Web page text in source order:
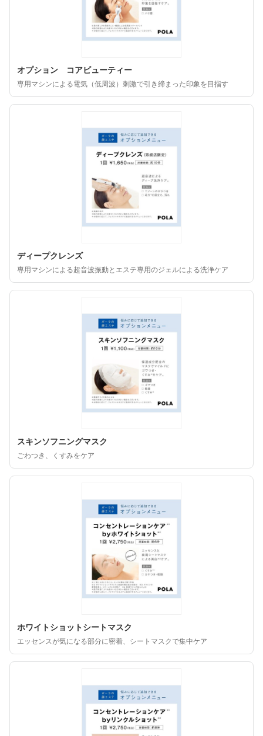
オプション コアビューティー
専用マシンによる電気（低周波）刺激で引き締まった印象を目指す
ディープクレンズ
専用マシンによる超音波振動とエステ専用のジェルによる洗浄ケア
スキンソフニングマスク
ごわつき、くすみをケア
ホワイトショットシートマスク
エッセンスが気になる部分に密着、シートマスクで集中ケア